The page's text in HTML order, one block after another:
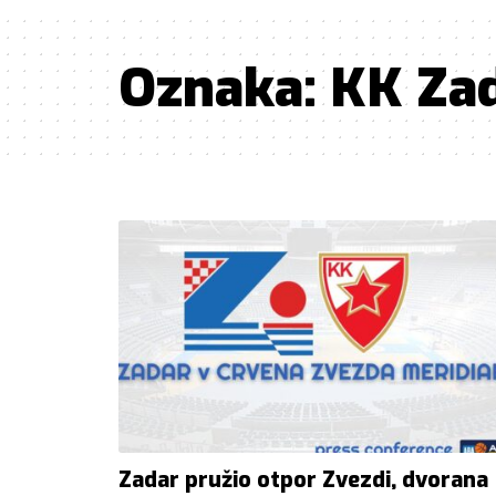
Oznaka:KK
Zadar pružio otpor Zvezdi, dvorana